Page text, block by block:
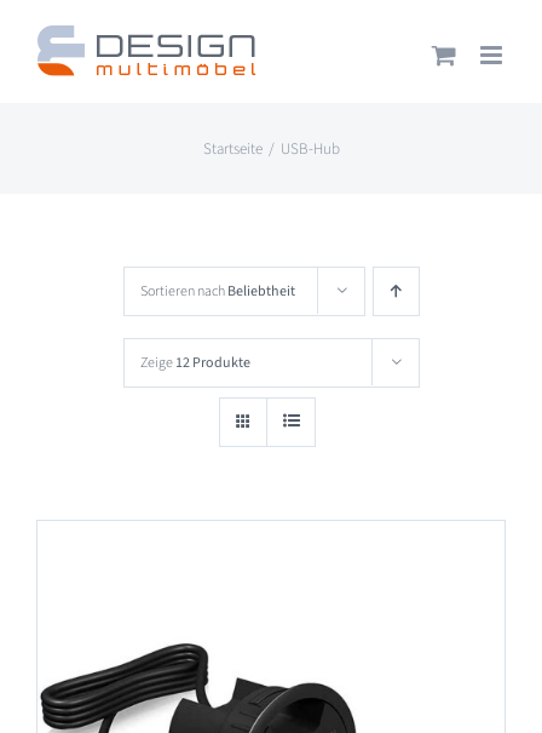
Zum
Inhalt
Startseite USB-Hub
Sortieren nachBeliebtheit
Zeige12 Produkte